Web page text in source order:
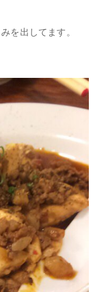
を出してます。